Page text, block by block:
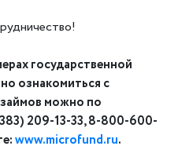
государственной
ознакомиться с
можно по
209-13-33, 8-800-600-
www.microfund.ru.